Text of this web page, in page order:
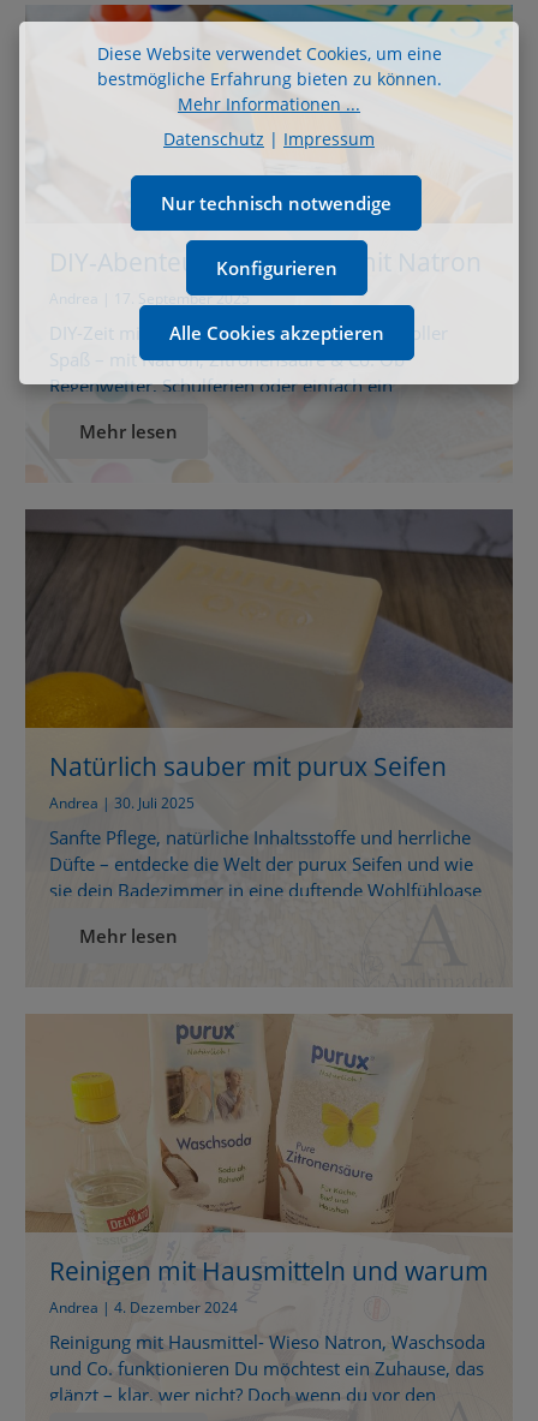
DIY-Abenteuer für Kinder mit Natron
& Co.
Andrea | 17. September 2025
DIY-Zeit mit Kindern: Kreativ, nachhaltig & voller
Spaß – mit Natron, Zitronensäure & Co. Ob
Regenwetter, Schulferien oder einfach ein
passen immer.Denn sie bringen nicht nur Spaß,
Natron und Zitronensäure von purux wird dein
Zuhause im Handumdrehen zur kleinen […]
Mehr lesen
Natürlich sauber mit purux Seifen
Andrea | 30. Juli 2025
Sanfte Pflege, natürliche Inhaltsstoffe und herrliche
Düfte – entdecke die Welt der purux Seifen und wie
sie dein Badezimmer in eine duftende Wohlfühloase
heraus! Die Kraft der Natur in deiner Hand – purux
einer plastikfreien, in Deutschland hergestellten, […]
Mehr lesen
Reinigen mit Hausmitteln und warum
diese funktionieren
Andrea | 4. Dezember 2024
Reinigung mit Hausmittel- Wieso Natron, Waschsoda
und Co. funktionieren Du möchtest ein Zuhause, das
glänzt – klar, wer nicht? Doch wenn du vor den
Diese Website verwendet Cookies, um eine
bestmögliche Erfahrung bieten zu können.
Mehr Informationen ...
Datenschutz | Impressum
Nur technisch notwendige
Konfigurieren
Alle Cookies akzeptieren